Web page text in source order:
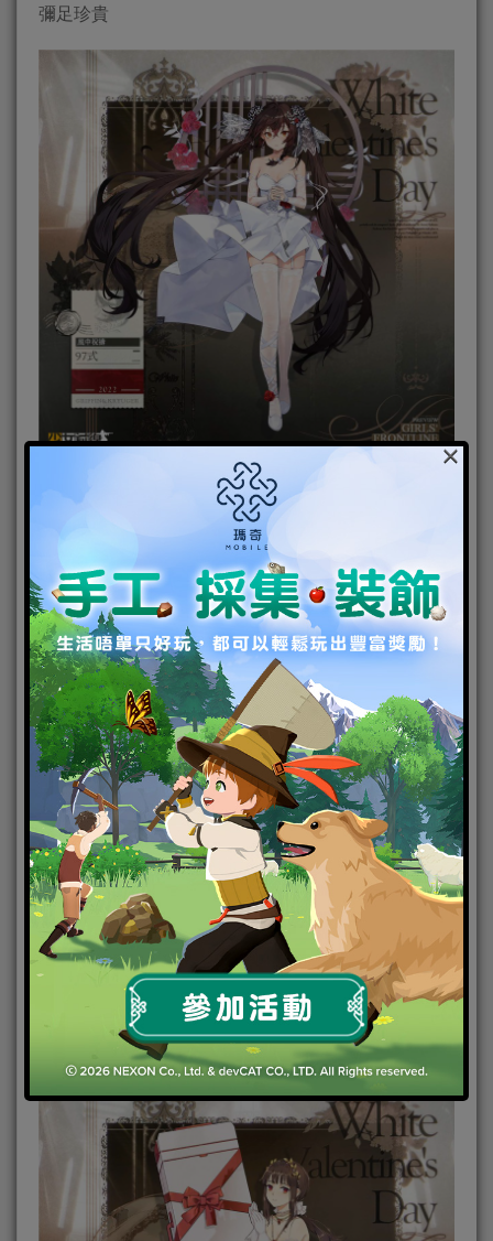
彌足珍貴
「97 式－風中祝禱」將以禮包形式販售。風中許下的
「K5－維納斯之陣」將以禮包形式販售。占卜的結果
是…正位戀人牌
×